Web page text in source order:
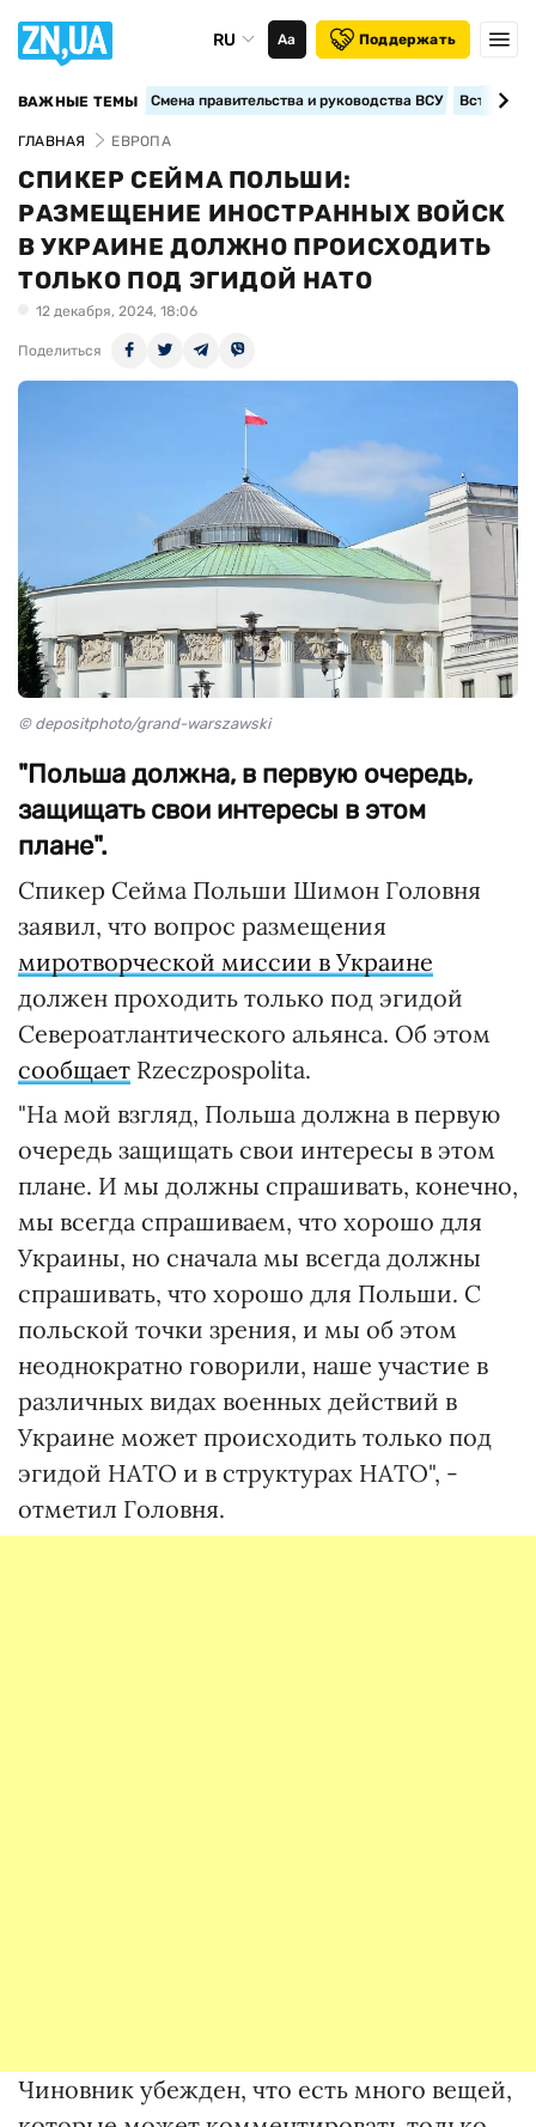
RU Аа Поддержать
ВАЖНЫЕ ТЕМЫ Смена правительства и руководства ВСУ
ГЛАВНАЯ ЕВРОПА
СПИКЕР СЕЙМА ПОЛЬШИ:
РАЗМЕЩЕНИЕ ИНОСТРАННЫХ ВОЙСК
В УКРАИНЕ ДОЛЖНО ПРОИСХОДИТЬ
ТОЛЬКО ПОД ЭГИДОЙ НАТО
12 декабря, 2024, 18:06
Поделиться
© depositphoto/grand-warszawski
"Польша должна, в первую очередь,
защищать свои интересы в этом
плане".
Спикер Сейма Польши Шимон Головня
заявил, что вопрос размещения
миротворческой миссии в Украине
должен проходить только под эгидой
Североатлантического альянса. Об этом
сообщает Rzeczpospolita.
"На мой взгляд, Польша должна в первую
очередь защищать свои интересы в этом
плане. И мы должны спрашивать, конечно,
мы всегда спрашиваем, что хорошо для
Украины, но сначала мы всегда должны
спрашивать, что хорошо для Польши. С
польской точки зрения, и мы об этом
неоднократно говорили, наше участие в
различных видах военных действий в
Украине может происходить только под
эгидой НАТО и в структурах НАТО", -
отметил Головня.
Чиновник убежден, что есть много вещей,